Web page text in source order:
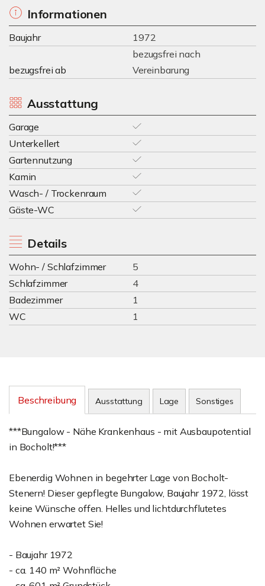
Informationen
Baujahr 1972
bezugsfrei ab
bezugsfrei nach
Vereinbarung
Ausstattung
Garage
Unterkellert
Gartennutzung
Kamin
Wasch- / Trockenraum
Gäste-WC
Details
Wohn- / Schlafzimmer
5
Schlafzimmer
4
Badezimmer
1
WC
1
Beschreibung Ausstattung Lage Sonstiges
***Bungalow - Nähe Krankenhaus - mit Ausbaupotential
in Bocholt!***
Ebenerdig Wohnen in begehrter Lage von Bocholt-
Stenern! Dieser gepflegte Bungalow, Baujahr 1972, lässt
keine Wünsche offen. Helles und lichtdurchflutetes
Wohnen erwartet Sie!
- Baujahr 1972
- ca. 140 m² Wohnfläche